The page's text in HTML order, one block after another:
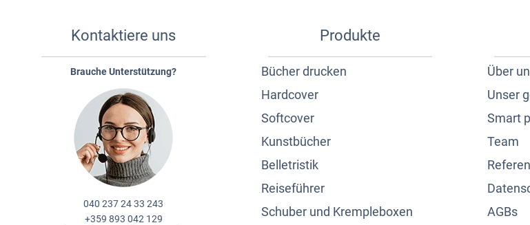
Kontaktiere uns
Brauche Unterstützung?
040 237 24 33 243
+359 893 042 129
Produkte
Bücher drucken
Hardcover
Softcover
Kunstbücher
Belletristik
Reiseführer
Schuber und Krempleboxen
Über
Unser
Smart
Team
AGBs